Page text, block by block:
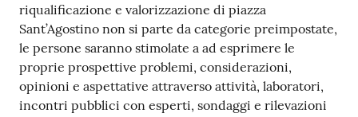
riqualificazione e valorizzazione di piazza
Sant’Agostino non si parte da categorie preimpostate,
le persone saranno stimolate a ad esprimere le
proprie prospettive problemi, considerazioni,
opinioni e aspettative attraverso attività, laboratori,
incontri pubblici con esperti, sondaggi e rilevazioni